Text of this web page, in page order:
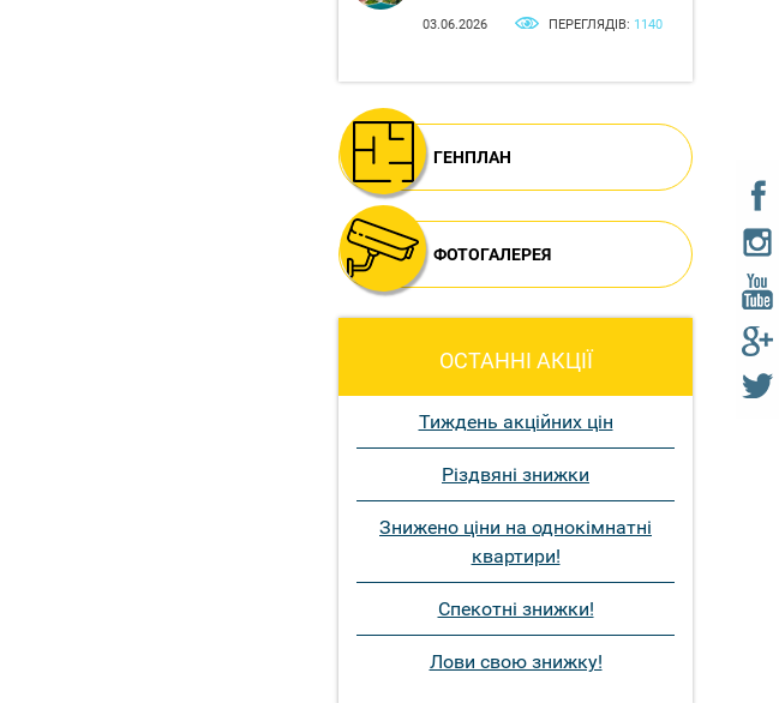
03.06.2026 ПЕРЕГЛЯДІВ: 1140
ГЕНПЛАН
ФОТОГАЛЕРЕЯ
ОСТАННІ АКЦІЇ
Тиждень акційних цін
Різдвяні знижки
Знижено ціни на однокімнатні
квартири!
Спекотні знижки!
Лови свою знижку!